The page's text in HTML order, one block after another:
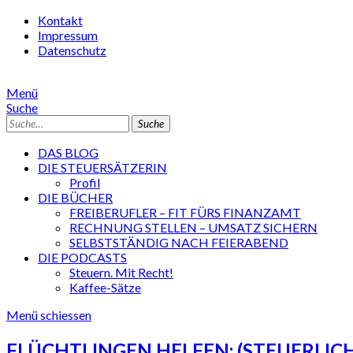
Kontakt
Impressum
Datenschutz
Menü
Suche
Suche
DAS BLOG
DIE STEUERSÄTZERIN
Profil
DIE BÜCHER
FREIBERUFLER – FIT FÜRS FINANZAMT
RECHNUNG STELLEN – UMSATZ SICHERN
SELBSTSTÄNDIG NACH FEIERABEND
DIE PODCASTS
Steuern. Mit Recht!
Kaffee-Sätze
Menü schiessen